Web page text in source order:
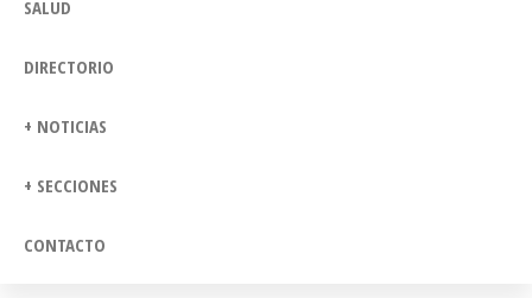
SALUD
DIRECTORIO
+ NOTICIAS
+ SECCIONES
CONTACTO